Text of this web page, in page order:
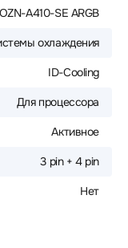
A410-SE ARGB
охлаждения
ID-Cooling
Для процессора
Активное
3 pin + 4 pin
Нет